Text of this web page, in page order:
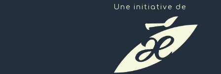
Une initiative de